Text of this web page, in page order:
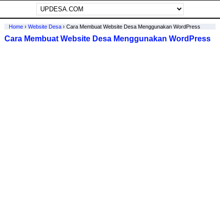
Home› Website Desa› Cara Membuat Website Desa Menggunakan WordPress
Cara Membuat Website Desa Menggunakan WordPress